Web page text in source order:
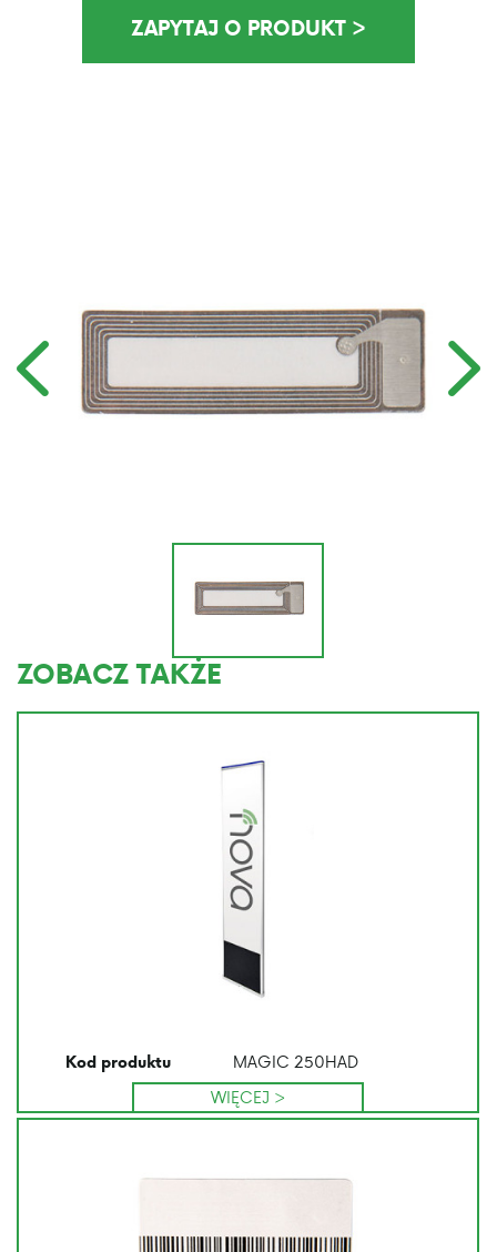
ZOBACZ TAKŻE
Kod produktu
MAGIC 250HAD
WIĘCEJ >